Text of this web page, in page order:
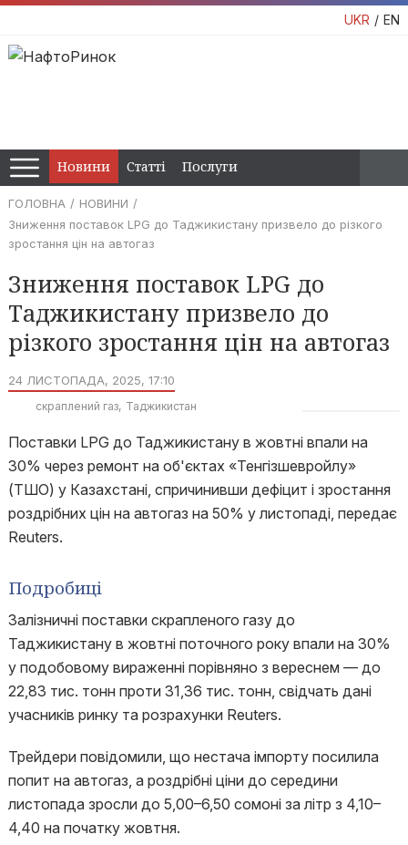
UKR EN
Новини Статті Послуги
ГОЛОВНА
НОВИНИ
Зниження поставок LPG до Таджикистану призвело до різкого
зростання цін на автогаз
Зниження поставок LPG до
Таджикистану призвело до
різкого зростання цін на автогаз
24 ЛИСТОПАДА, 2025, 17:10
скраплений газ Таджикистан
Поставки LPG до Таджикистану в жовтні впали на
30% через ремонт на об'єктах «Тенгізшевройлу»
(ТШО) у Казахстані, спричинивши дефіцит і зростання
роздрібних цін на автогаз на 50% у листопаді, передає
Reuters.
Подробиці
Залізничні поставки скрапленого газу до
Таджикистану в жовтні поточного року впали на 30%
у подобовому вираженні порівняно з вереснем — до
22,83 тис. тонн проти 31,36 тис. тонн, свідчать дані
учасників ринку та розрахунки Reuters.
Трейдери повідомили, що нестача імпорту посилила
попит на автогаз, а роздрібні ціни до середини
листопада зросли до 5,00–6,50 сомоні за літр з 4,10–
4,40 на початку жовтня.